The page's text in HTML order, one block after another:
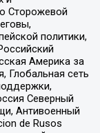
Сторожевой
политики,
Америка за
Глобальная сеть
Северный
Антивоенный
de Rusos